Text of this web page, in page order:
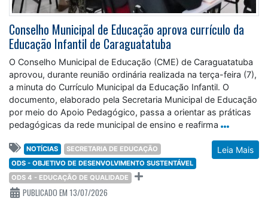
Conselho Municipal de Educação aprova currículo da
Educação Infantil de Caraguatatuba
O Conselho Municipal de Educação (CME) de Caraguatatuba
aprovou, durante reunião ordinária realizada na terça-feira (7),
a minuta do Currículo Municipal da Educação Infantil. O
documento, elaborado pela Secretaria Municipal de Educação
por meio do Apoio Pedagógico, passa a orientar as práticas
pedagógicas da rede municipal de ensino e reafirma
Leia Mais
NOTÍCIAS
SECRETARIA DE EDUCAÇÃO
ODS - OBJETIVO DE DESENVOLVIMENTO SUSTENTÁVEL
ODS 4 - EDUCAÇÃO DE QUALIDADE
PUBLICADO EM 13/07/2026